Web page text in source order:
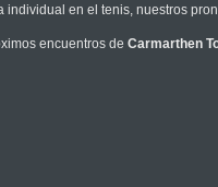
individual en el tenis, nuestros
encuentros de Carmarthen